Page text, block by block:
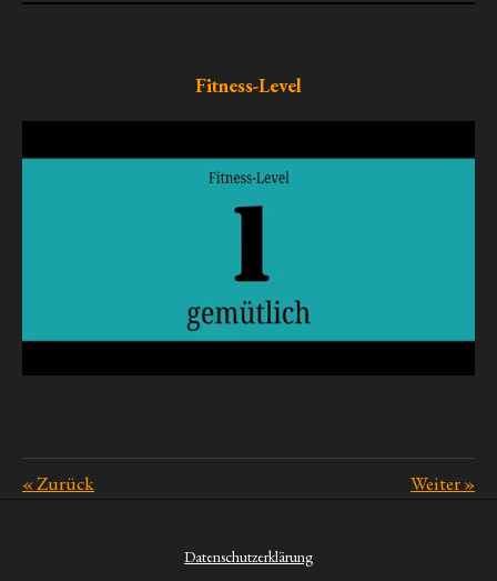
Fitness-Level
«Zurück Weiter»
Datenschutzerklärung